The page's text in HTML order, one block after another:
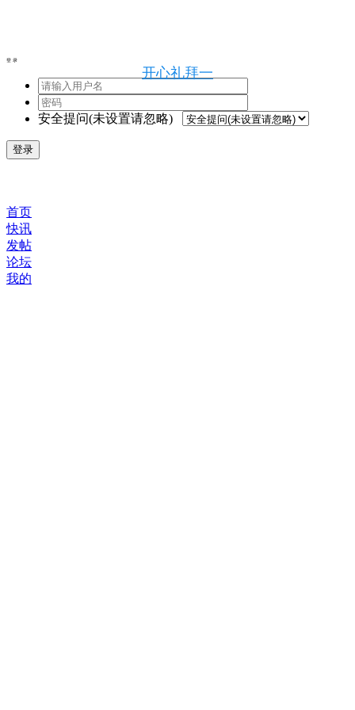
开心礼拜一
登录
安全提问(未设置请忽略)
登录
首页
快讯
发帖
论坛
我的